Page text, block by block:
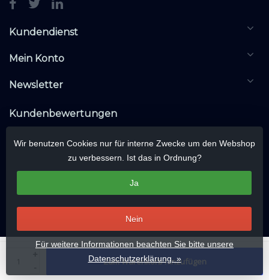
Zum Warenkorb hinzufügen
Kundendienst
Mein Konto
Newsletter
Kundenbewertungen
Wir benutzen Cookies nur für interne Zwecke um den Webshop
zu verbessern. Ist das in Ordnung?
Ja
Nein
Für weitere Informationen beachten Sie bitte unsere
Datenschutzerklärung. »
voorbehouden